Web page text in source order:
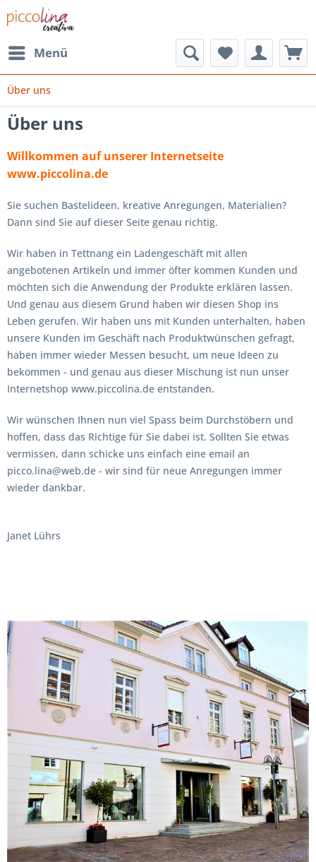
Menü
Über uns
Über uns
Willkommen auf unserer Internetseite
www.piccolina.de
Sie suchen Bastelideen, kreative Anregungen, Materialien?
Dann sind Sie auf dieser Seite genau richtig.
Wir haben in Tettnang ein Ladengeschäft mit allen
angebotenen Artikeln und immer öfter kommen Kunden und
möchten sich die Anwendung der Produkte erklären lassen.
Und genau aus diesem Grund haben wir diesen Shop ins
Leben gerufen. Wir haben uns mit Kunden unterhalten, haben
unsere Kunden im Geschäft nach Produktwünschen gefragt,
haben immer wieder Messen besucht, um neue Ideen zu
bekommen - und genau aus dieser Mischung ist nun unser
Internetshop www.piccolina.de entstanden.
Wir wünschen Ihnen nun viel Spass beim Durchstöbern und
hoffen, dass das Richtige für Sie dabei ist. Sollten Sie etwas
vermissen, dann schicke uns einfach eine email an
picco.lina@web.de - wir sind für neue Anregungen immer
wieder dankbar.
Janet Lührs